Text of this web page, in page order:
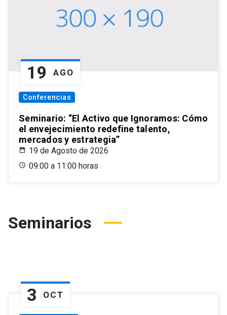
19 AGO
Conferencias
Seminario: “El Activo que Ignoramos: Cómo
el envejecimiento redefine talento,
mercados y estrategia”
19 de Agosto de 2026
09:00 a 11:00 horas
Seminarios
3 OCT